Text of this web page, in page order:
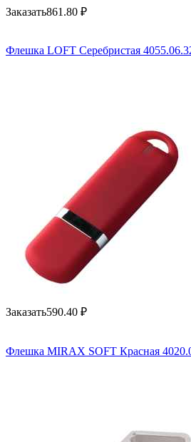
Заказать861.80 ₽
Флешка LOFT Серебристая
Заказать590.40 ₽
Флешка MIRAX SOFT Красная